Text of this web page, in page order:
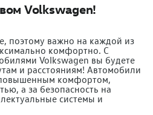
Volkswagen!
поэтому важно на каждой из
комфортно. C
Volkswagen вы будете
и расстояниям! Автомобили
комфортом,
а за безопасность на
системы и